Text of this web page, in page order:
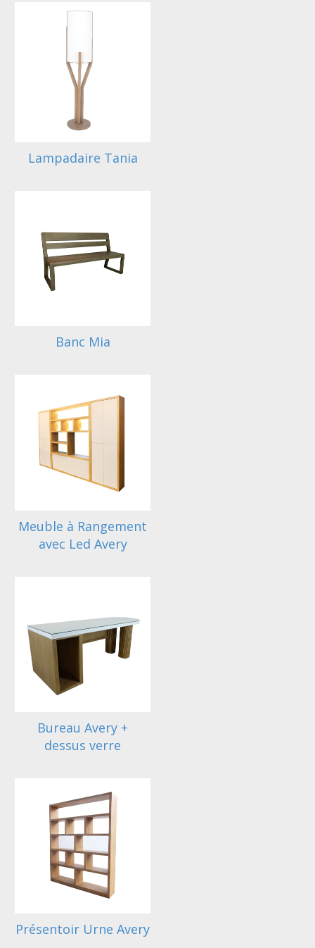
Lampadaire Tania
Banc Mia
Meuble à Rangement
avec Led Avery
Bureau Avery +
dessus verre
Présentoir Urne Avery